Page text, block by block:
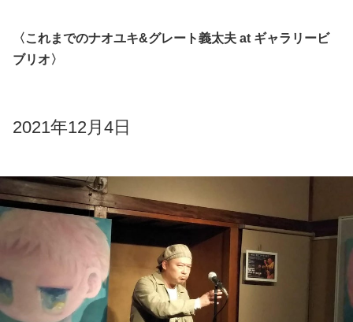
〈これまでのナオユキ&グレート義太夫 at ギャラリービ
ブリオ〉
2021年12月4日